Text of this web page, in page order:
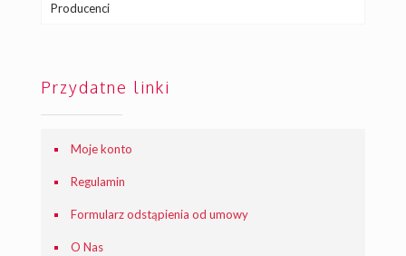
Producenci
Przydatne linki
Moje konto
Regulamin
Formularz odstąpienia od umowy
O Nas